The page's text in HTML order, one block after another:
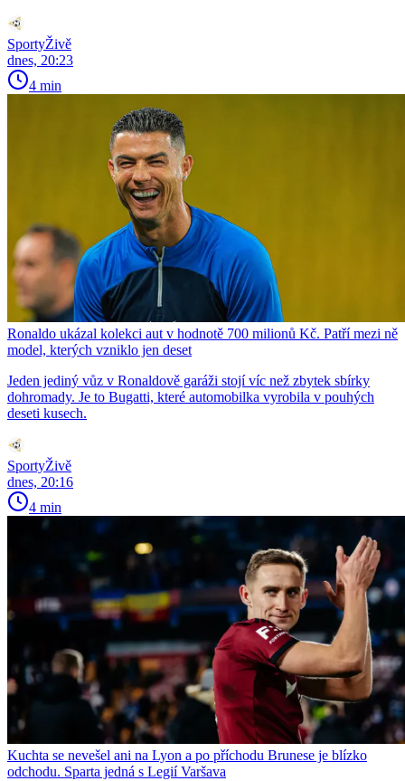
SportyŽivě
dnes, 20:23
4 min
Ronaldo ukázal kolekci aut v hodnotě 700 milionů Kč. Patří mezi ně
model, kterých vzniklo jen deset
Jeden jediný vůz v Ronaldově garáži stojí víc než zbytek sbírky
dohromady. Je to Bugatti, které automobilka vyrobila v pouhých
deseti kusech.
SportyŽivě
dnes, 20:16
4 min
Kuchta se nevešel ani na Lyon a po příchodu Brunese je blízko
odchodu. Sparta jedná s Legií Varšava